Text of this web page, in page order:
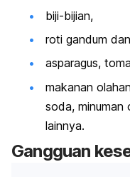
biji-bijian,
roti gandum
asparagus,
makanan
soda, minuman
lainnya.
Gangguan